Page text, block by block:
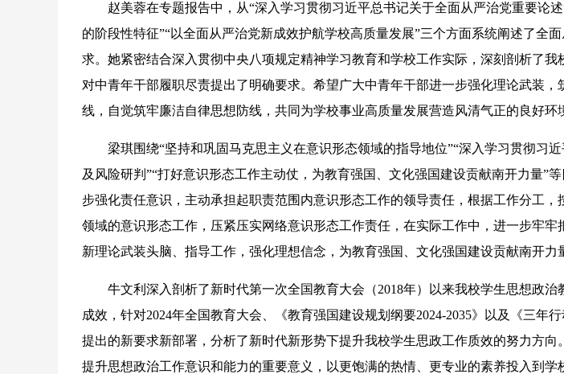
赵美蓉在专题报告中，从“深入学习贯彻习近平总书记关于全面从严治党重要论述
的阶段性特征”“以全面从严治党新成效护航学校高质量发展”三个方面系统阐述了全
求。她紧密结合深入贯彻中央八项规定精神学习教育和学校工作实际，深刻剖析了
对中青年干部履职尽责提出了明确要求。希望广大中青年干部进一步强化理论武装
线，自觉筑牢廉洁自律思想防线，共同为学校事业高质量发展营造风清气正的良好环
梁琪围绕“坚持和巩固马克思主义在意识形态领域的指导地位”“深入学习贯彻习近
及风险研判”“打好意识形态工作主动仗，为教育强国、文化强国建设贡献南开力量”
步强化责任意识，主动承担起职责范围内意识形态工作的领导责任，根据工作分工，
领域的意识形态工作，压紧压实网络意识形态工作责任，在实际工作中，进一步牢牢
新理论武装头脑、指导工作，强化理想信念，为教育强国、文化强国建设贡献南开力
牛文利深入剖析了新时代第一次全国教育大会（2018年）以来我校学生思想政治
成效，针对2024年全国教育大会、《教育强国建设规划纲要2024-2035》以及《三年
提出的新要求新部署，分析了新时代新形势下提升我校学生思政工作质效的努力方
提升思想政治工作意识和能力的重要意义，以更饱满的热情、更专业的素养投入到学